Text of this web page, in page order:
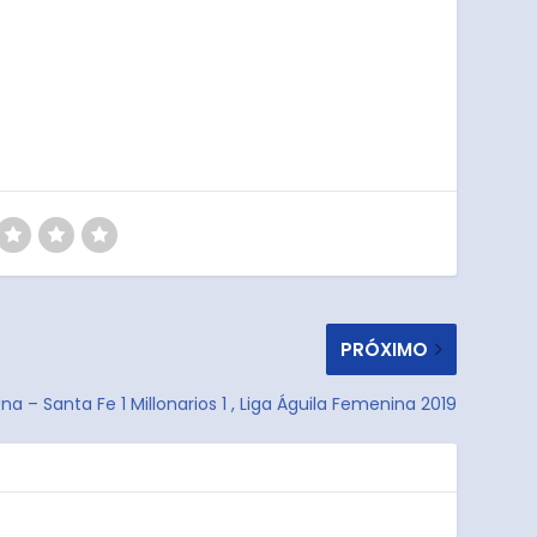
PRÓXIMO
– Santa Fe 1 Millonarios 1 , Liga Águila Femenina 2019